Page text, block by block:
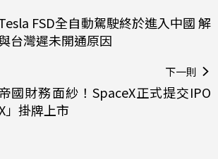
FSD全自動駕駛終於進入中國 解
台灣遲未開通原因
下一則
國財務面紗！SpaceX正式提交IPO
」掛牌上市